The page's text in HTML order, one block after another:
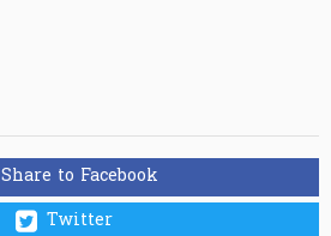
Share to Facebook
Twitter